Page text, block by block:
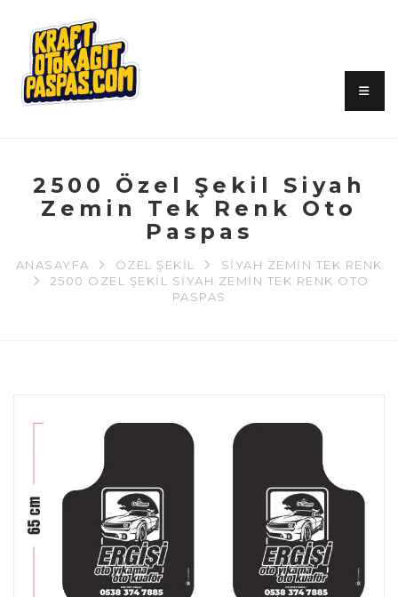
2500 Özel Şekil Siyah
Zemin Tek Renk Oto
Paspas
ANASAYFA ÖZEL ŞEKIL
SIYAH ZEMIN TEK RENK
2500 ÖZEL ŞEKIL SIYAH ZEMIN TEK RENK OTO
PASPAS